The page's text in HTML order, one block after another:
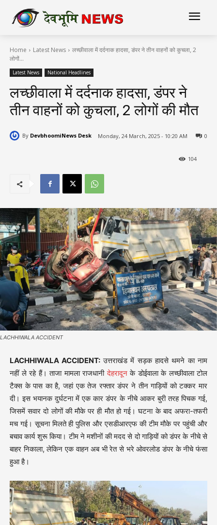
Home Latest News
लच्छीवाला में दर्दनाक हादसा, डंपर ने तीन वाहनों को कुचला, 2
लोगों...
Latest News National Headlines
लच्छीवाला में दर्दनाक हादसा, डंपर ने
तीन वाहनों को कुचला, 2 लोगों की मौत
By DevbhoomiNews Desk Monday, 24 March, 2025 - 10:20 AM 0
104
LACHHIWALA ACCIDENT
LACHHIWALA ACCIDENT:उत्तराखंड में सड़क हादसे थमने का नाम
नहीं ले रहे हैं। ताजा मामला राजधानीदेहरादूनके डोईवाला के लच्छीवाला टोल
टैक्स के पास का है, जहां एक तेज रफ्तार डंपर ने तीन गाड़ियों को टक्कर मार
दी। इस भयानक दुर्घटना में एक कार डंपर के नीचे आकर बुरी तरह पिचक गई,
जिसमें सवार दो लोगों की मौके पर ही मौत हो गई। घटना के बाद अफरा-तफरी
मच गई। सूचना मिलते ही पुलिस और एसडीआरएफ की टीम मौके पर पहुंची और
बचाव कार्य शुरू किया। टीम ने मशीनों की मदद से दो गाड़ियों को डंपर के नीचे से
बाहर निकाला, लेकिन एक वाहन अब भी रेत से भरे ओवरलोड डंपर के नीचे फंसा
हुआ है।